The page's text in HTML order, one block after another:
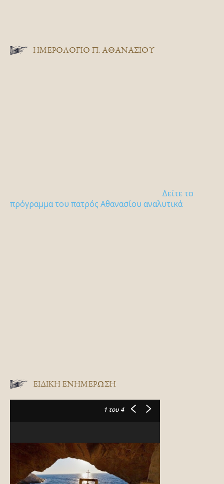
ΗΜΕΡΟΛΟΓΙΟ Π. ΑΘΑΝΑΣΙΟΥ
Δείτε το
πρόγραμμα του πατρός Αθανασίου αναλυτικά
ΕΙΔΙΚΉ ΕΝΗΜΈΡΩΣΗ
1 του 4